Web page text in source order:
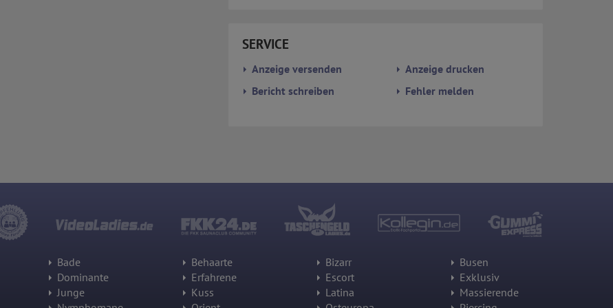
wird von Google innerhalb von Mitgliedstaaten der Europäischen Union
oder in anderen Vertragsstaaten des Abkommens über den
Daten anonym erhoben werden. Nur in Ausnahmefällen wird die volle
gekürzt. Die von dem Browser des Nutzers übermittelte IP-Adresse
Browser und alle verwendeten Add-ons
Besucherquelle (Facebook, Suchmaschine oder verweisende
Webseite)
Welche Dateien wurden heruntergeladen?
Welche Videos angeschaut?
Wohin ging der Besucher? Klickte er auf weitere Seiten des Portals
Wie lange blieb der Besucher?
Ort der Verarbeitung:
SERVICE
Anzeige versenden
Anzeige drucken
Bericht schreiben
Fehler melden
Bade Behaarte Bizarr
Busen
Dominante Erfahrene Escort
Exklusiv
Junge Kuss Latina
Massierende